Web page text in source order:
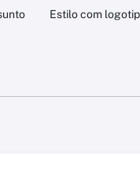
Estilo com